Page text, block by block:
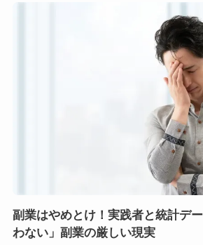
副業はやめとけ！実践者と統計デ
わない」副業の厳しい現実